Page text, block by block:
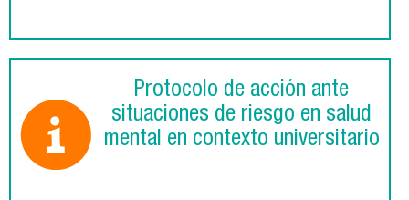
Protocolo de acción ante
situaciones de riesgo en salud
mental en contexto universitario